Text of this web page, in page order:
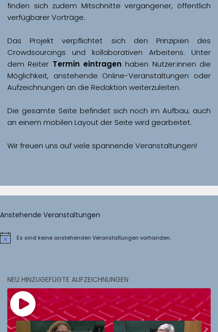
finden sich zudem Mitschnitte vergangener, öffentlich
Das Projekt verpflichtet sich den Prinzipien des
Crowdsourcings und kollaborativen Arbeitens. Unter
dem Reiter Termin eintragen haben Nutzer:innen die
Möglichkeit, anstehende Online-Veranstaltungen oder
Aufzeichnungen an die Redaktion weiterzuleiten.
Die gesamte Seite befindet sich noch im Aufbau; auch
Wir freuen uns auf viele spannende Veranstaltungen!
Anstehende Veranstaltungen
HinweisEs sind keine anstehenden Veranstaltungen vorhanden.
NEU HINZUGEFÜGTE AUFZEICHNUNGEN